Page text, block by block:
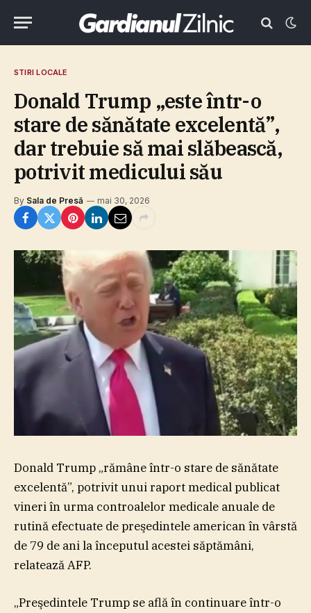
STIRI LOCALE
Donald Trump „este într-o
stare de sănătate excelentă”,
dar trebuie să mai slăbească,
potrivit medicului său
By Sala de Presă mai 30, 2026
Donald Trump „rămâne într-o stare de sănătate
excelentă”, potrivit unui raport medical publicat
vineri în urma controalelor medicale anuale de
rutină efectuate de preşedintele american în vârstă
de 79 de ani la începutul acestei săptămâni,
relatează AFP.
„Preşedintele Trump se află în continuare într-o